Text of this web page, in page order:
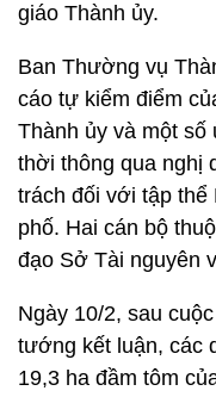
giáo Thành ủy.
Ban Thường vụ
cáo tự kiểm điểm
Thành ủy và một
thời thông qua nghị
trách đối với tập
phố. Hai cán bộ
đạo Sở Tài nguyên
Ngày 10/2, sau
tướng kết luận, các
19,3 ha đầm tôm